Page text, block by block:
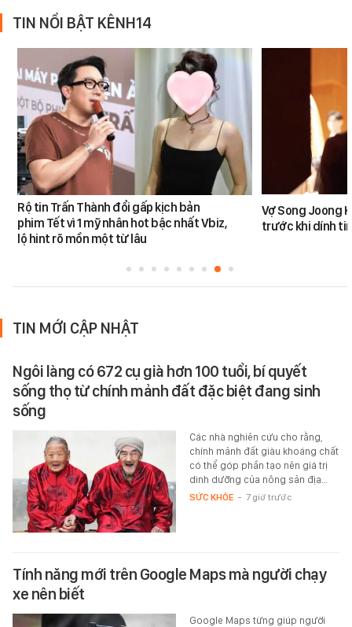
TIN NỔI BẬT KÊNH14
Rộ tin Trấn Thành đổi gấp kịch bản
phim Tết vì 1 mỹ nhân hot bậc nhất Vbiz,
lộ hint rõ mồn một từ lâu
Vợ Song Joong
trước khi dính
TIN MỚI CẬP NHẬT
Ngôi làng có 672 cụ già hơn 100 tuổi, bí quyết
sống thọ từ chính mảnh đất đặc biệt đang sinh
sống
Các nhà nghiên cứu cho rằng,
chính mảnh đất giàu khoáng chất
có thể góp phần tạo nên giá trị
dinh dưỡng của nông sản địa…
SỨC KHỎE - 7 giờ trước
Tính năng mới trên Google Maps mà người chạy
xe nên biết
Google Maps từng giúp người